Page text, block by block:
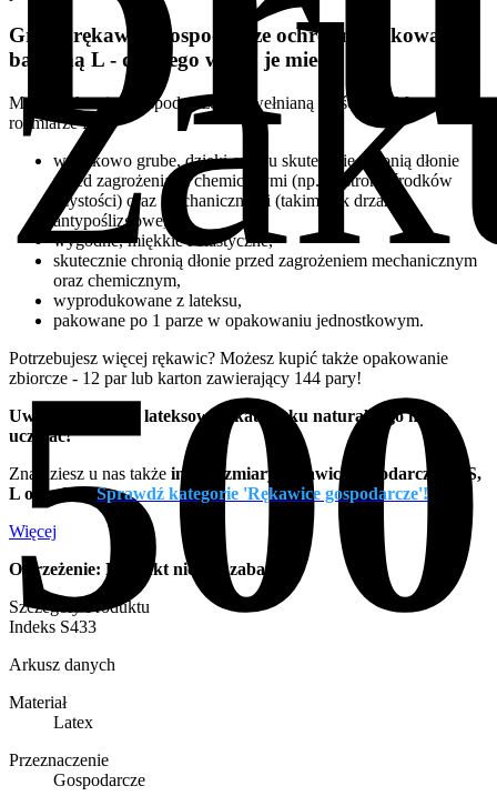
Grube rękawice gospodarcze ochronne flokowane
bawełną L - dlaczego warto je mieć?
Mocne rękawice gospodarcze z bawełnianą wyściółką Master w
rozmiarze L są:
wyjątkowo grube, dzięki czemu skutecznie chronią dłonie
przed zagrożeniami chemicznymi (np. ze strony środków
czystości) oraz mechanicznymi (takimi jak drzazgi),
antypoślizgowe,
wygodne, miękkie i elastyczne,
skutecznie chronią dłonie przed zagrożeniem mechanicznym
oraz chemicznym,
wyprodukowane z lateksu,
pakowane po 1 parze w opakowaniu jednostkowym.
Potrzebujesz więcej rękawic? Możesz kupić także opakowanie
zbiorcze - 12 par lub karton zawierający 144 pary!
Uwaga: rękawice lateksowe z kauczuku naturalnego mogą
uczulać!
Znajdziesz u nas także inne rozmiary rękawic gospodarczych: S,
L oraz XL.Sprawdź kategorie 'Rękawice gospodarcze'!
Więcej
Ostrzeżenie: Produkt nie jest zabawką
Szczegóły Produktu
Indeks S433
Arkusz danych
Materiał
Latex
Przeznaczenie
Gospodarcze